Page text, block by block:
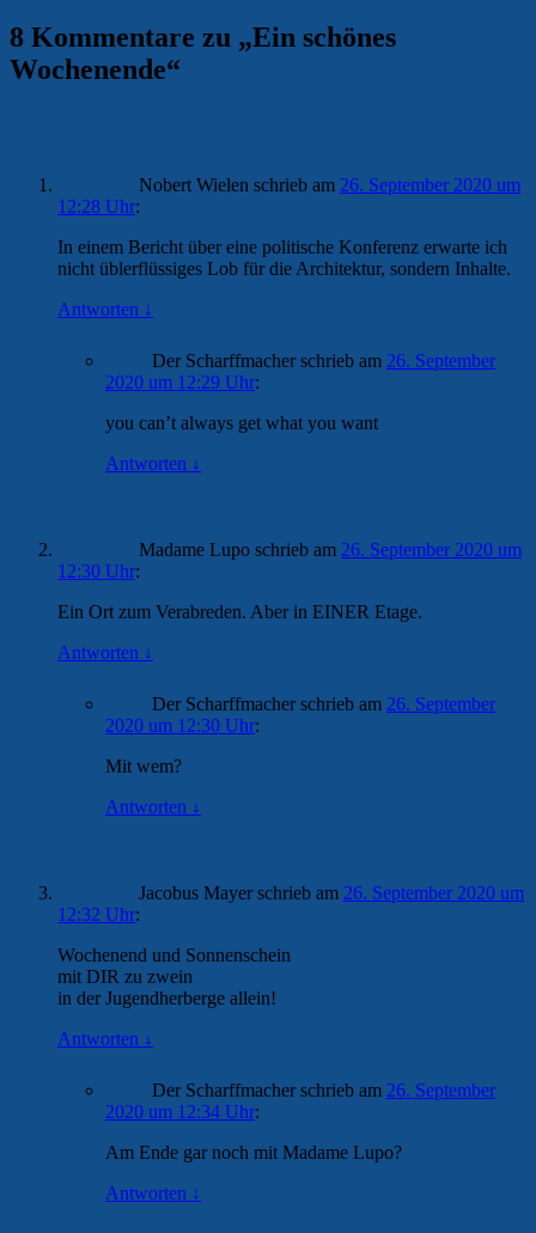
8 Kommentare zu „Ein schönes
Wochenende“
Nobert Wielen schrieb am 26. September 2020 um
12:28 Uhr:
In einem Bericht über eine politische Konferenz erwarte ich
nicht üblerflüssiges Lob für die Architektur, sondern Inhalte.
Antworten ↓
Der Scharffmacher schrieb am 26. September
2020 um 12:29 Uhr:
you can’t always get what you want
Antworten ↓
Madame Lupo schrieb am 26. September 2020 um
12:30 Uhr:
Ein Ort zum Verabreden. Aber in EINER Etage.
Antworten ↓
Der Scharffmacher schrieb am 26. September
2020 um 12:30 Uhr:
Mit wem?
Antworten ↓
Jacobus Mayer schrieb am 26. September 2020 um
12:32 Uhr:
Wochenend und Sonnenschein
mit DIR zu zwein
in der Jugendherberge allein!
Antworten ↓
Der Scharffmacher schrieb am 26. September
2020 um 12:34 Uhr:
Am Ende gar noch mit Madame Lupo?
Antworten ↓